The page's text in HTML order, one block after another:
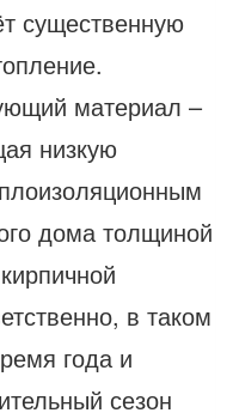
существенную
материал –
низкую
дома толщиной
в таком
года и
сезон